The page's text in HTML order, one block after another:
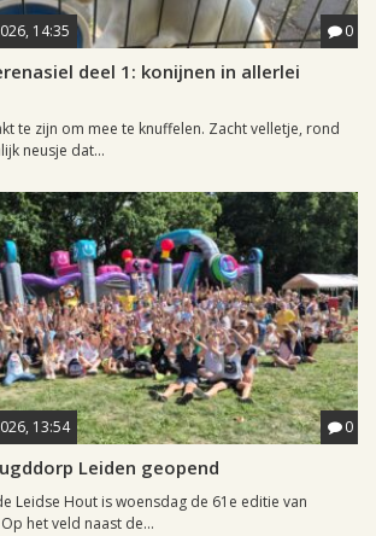
14:35 0
deel 1: konijnen in allerlei
te zijn om mee te knuffelen. Zacht velletje, rond
neusje dat...
13:54 0
Leiden geopend
Leidse Hout is woensdag de 61e editie van
het veld naast de...